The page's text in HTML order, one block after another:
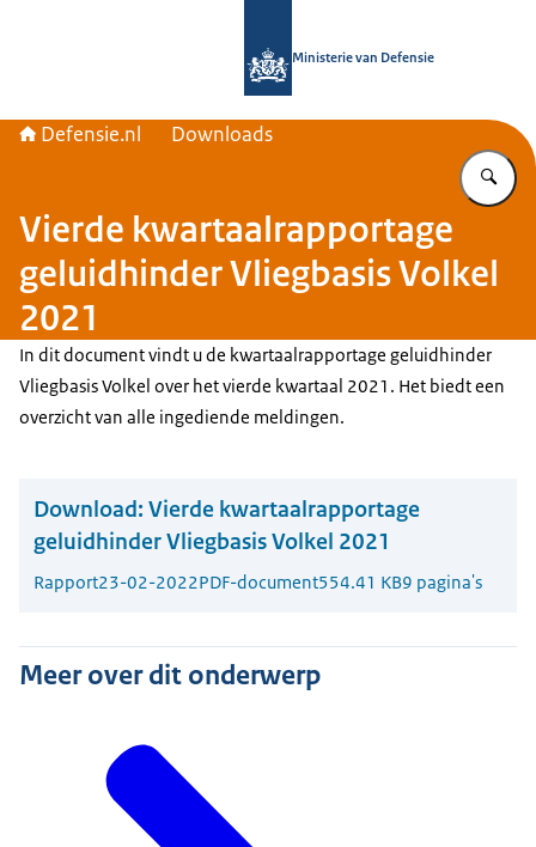
Ministerie van Defensie
Defensie.nl Downloads
Vierde kwartaalrapportage
geluidhinder Vliegbasis Volkel
2021
In dit document vindt u de kwartaalrapportage geluidhinder
Vliegbasis Volkel over het vierde kwartaal 2021. Het biedt een
overzicht van alle ingediende meldingen.
Download: Vierde kwartaalrapportage
geluidhinder Vliegbasis Volkel 2021
Rapport23-02-2022PDF-document554.41 KB9 pagina's
Meer over dit onderwerp